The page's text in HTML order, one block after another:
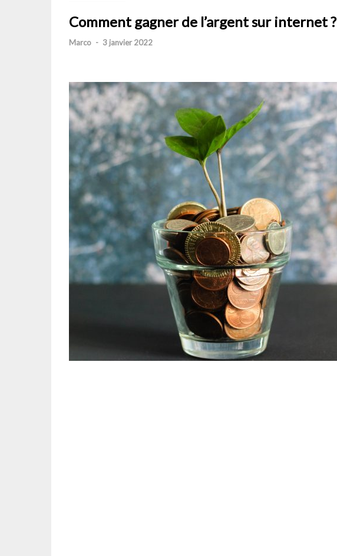
Comment gagner de l’argent sur internet ?
Marco - 3 janvier 2022